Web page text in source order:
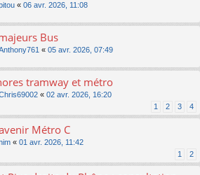
« 06 avr. 2026, 11:08
Bus
« 05 avr. 2026, 07:49
tramway et métro
« 02 avr. 2026, 16:20
1 2 3 4
Métro C
« 01 avr. 2026, 11:42
1 2